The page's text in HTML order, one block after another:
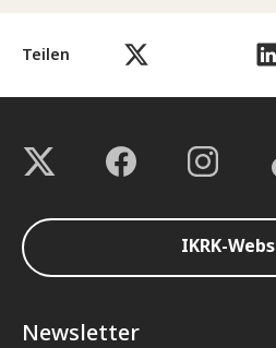
Teilen
IKRK-
Newsletter